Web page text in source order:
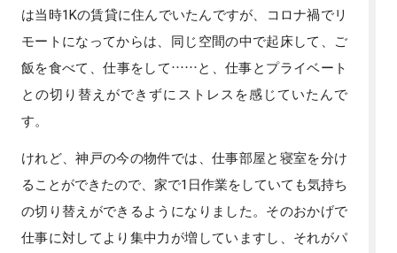
は当時1Kの賃貸に住んでいたんですが、コロナ禍でリ
モートになってからは、同じ空間の中で起床して、ご
飯を食べて、仕事をして……と、仕事とプライベート
との切り替えができずにストレスを感じていたんで
す。
けれど、神戸の今の物件では、仕事部屋と寝室を分け
ることができたので、家で1日作業をしていても気持ち
の切り替えができるようになりました。そのおかげで
仕事に対してより集中力が増していますし、それがパ